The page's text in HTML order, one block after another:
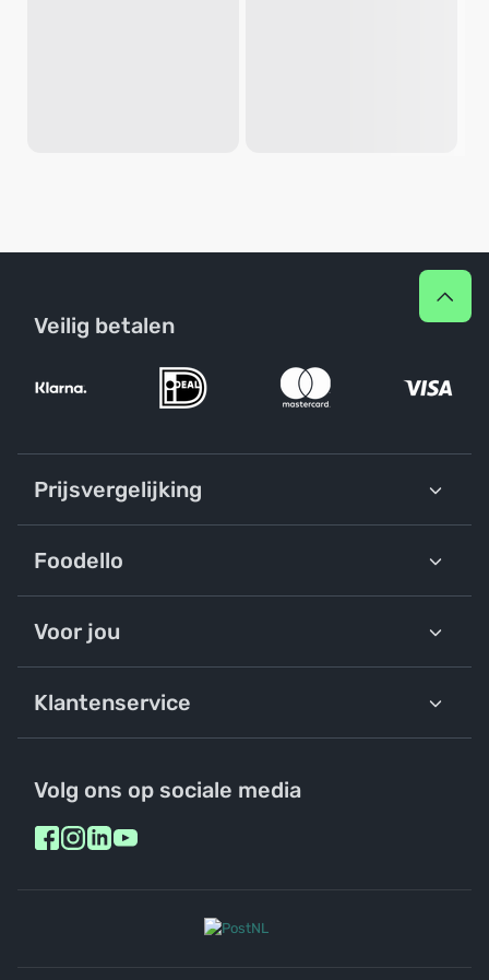
Veilig betalen
Prijsvergelijking
Foodello
Voor jou
Klantenservice
Volg ons op sociale media